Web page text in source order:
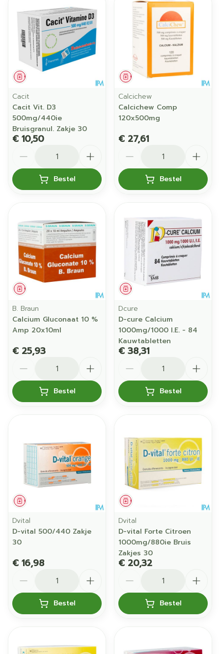
Geneesmiddel
Cacit
Cacit Vit. D3
500mg/440ie
Bruisgranul. Zakje 30
€ 10,50
Bestel
Geneesmiddel
Calcichew
Calcichew Comp
120x500mg
€ 27,61
Bestel
Geneesmiddel
B. Braun
Calcium Gluconaat 10 %
Amp 20x10ml
€ 25,93
Bestel
Geneesmiddel
Dcure
D-cure Calcium
1000mg/1000 I.E. - 84
Kauwtabletten
€ 38,31
Bestel
Geneesmiddel
Dvital
D-vital 500/440 Zakje
30
€ 16,98
Bestel
Geneesmiddel
Dvital
D-vital Forte Citroen
1000mg/880ie Bruis
Zakjes 30
€ 20,32
Bestel